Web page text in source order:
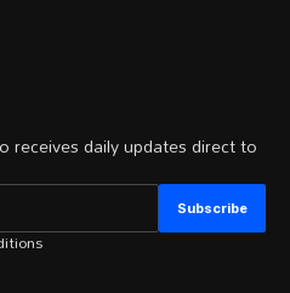
receives daily updates direct to